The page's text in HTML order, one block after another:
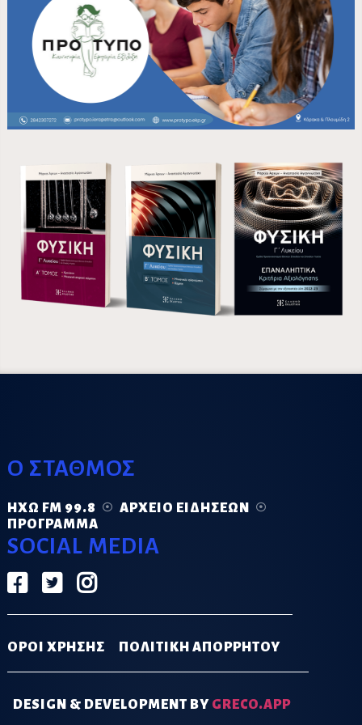
Ο ΣΤΑΘΜΟΣ
ΗΧΏ FM 99.8
ΑΡΧΕΊΟ ΕΙΔΉΣΕΩΝ
ΠΡΌΓΡΑΜΜΑ
SOCIAL MEDIA
ΟΡΟΙ ΧΡΗΣΗΣ ΠΟΛΙΤΙΚΗ ΑΠΟΡΡΗΤΟΥ
DESIGN & DEVELOPMENT BY GRECO.APP